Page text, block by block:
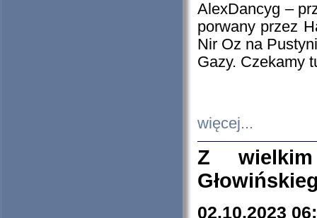
AlexDancyg –
porwany przez
Nir Oz na
Gazy. Czekamy
więcej...
Z
02.10.2023